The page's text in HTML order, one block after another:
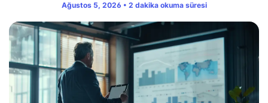
Ağustos 5, 2026 • 2 dakika okuma süresi